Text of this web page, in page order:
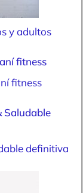
y adultos
fitness
definitiva